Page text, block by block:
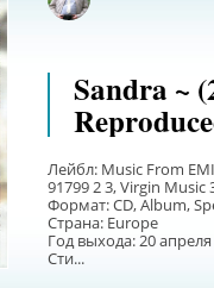
Sandra ~
Лейбл: Music From
91799 2 3, Virgin Music
Формат: CD, Album,
Страна: Europe
Год выхода: 20 апреля
Сти...